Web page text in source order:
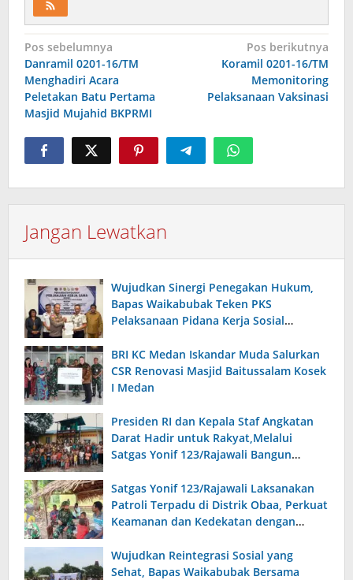
Navigasi
pos
Pos sebelumnya
Danramil 0201-16/TM
Menghadiri Acara
Peletakan Batu Pertama
Masjid Mujahid BKPRMI
Pos berikutnya
Koramil 0201-16/TM
Memonitoring
Pelaksanaan Vaksinasi
Jangan Lewatkan
Wujudkan Sinergi Penegakan Hukum,
Bapas Waikabubak Teken PKS
Pelaksanaan Pidana Kerja Sosial
BRI KC Medan Iskandar Muda Salurkan
CSR Renovasi Masjid Baitussalam Kosek
I Medan
Presiden RI dan Kepala Staf Angkatan
Darat Hadir untuk Rakyat,Melalui
Satgas Yonif 123/Rajawali Bangun
Satgas Yonif 123/Rajawali Laksanakan
Patroli Terpadu di Distrik Obaa, Perkuat
Keamanan dan Kedekatan dengan
Wujudkan Reintegrasi Sosial yang
Sehat, Bapas Waikabubak Bersama